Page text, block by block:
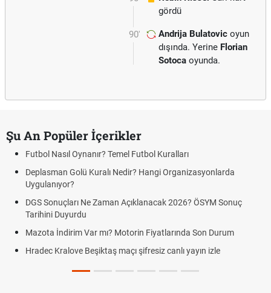
gördü
90' Andrija Bulatovic oyun
dışında. Yerine Florian
Sotoca oyunda.
Şu An Popüler İçerikler
Futbol Nasıl Oynanır? Temel Futbol Kuralları
Deplasman Golü Kuralı Nedir? Hangi Organizasyonlarda
Uygulanıyor?
DGS Sonuçları Ne Zaman Açıklanacak 2026? ÖSYM Sonuç
Tarihini Duyurdu
Mazota İndirim Var mı? Motorin Fiyatlarında Son Durum
Hradec Kralove Beşiktaş maçı şifresiz canlı yayın izle